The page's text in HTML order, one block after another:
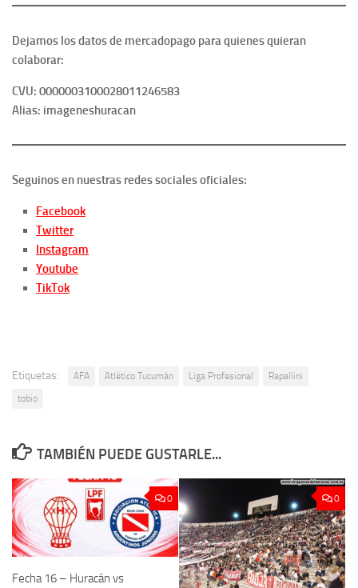
Dejamos los datos de mercadopago para quienes quieran
colaborar:
CVU: 0000003100028011246583
Alias: imageneshuracan
Seguinos en nuestras redes sociales oficiales:
Facebook
Twitter
Instagram
Youtube
TikTok
Etiquetas: AFA Atlético Tucumán Liga Profesional
Rapallini
tobio
TAMBIÉN PUEDE GUSTARLE...
0
Fecha 16 – Huracán vs
0